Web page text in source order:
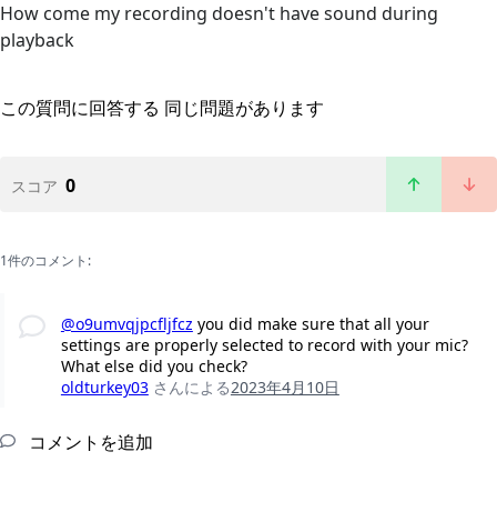
How come my recording doesn't have sound during
playback
この質問に回答する 同じ問題があります
スコア 0
1件のコメント:
@o9umvqjpcfljfcz you did make sure that all your
settings are properly selected to record with your mic?
What else did you check?
oldturkey03 さんによる2023年4月10日
コメントを追加